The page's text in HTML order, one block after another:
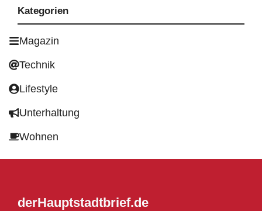
Kategorien
Magazin
Technik
Lifestyle
Unterhaltung
Wohnen
derHauptstadtbrief.de